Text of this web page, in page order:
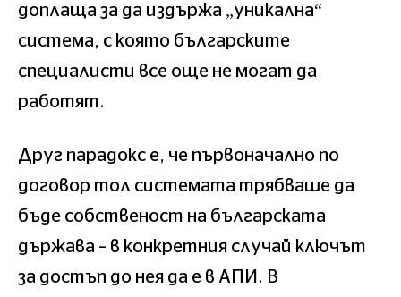
доплаща за да издържа „уникална“
система, с която българските
специалисти все още не могат да
работят.
Друг парадокс е, че първоначално по
договор тол системата трябваше да
бъде собственост на българската
държава – в конкретния случай ключът
за достъп до нея да е в АПИ. В